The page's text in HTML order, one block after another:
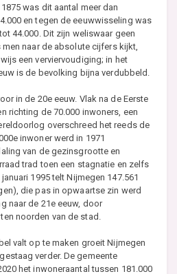
was dit aantal meer dan
en tegen de eeuwwisseling was
44.000. Dit zijn weliswaar geen
naar de absolute cijfers kijkt,
een verviervoudiging; in het
is de bevolking bijna verdubbeld.
in de 20e eeuw. Vlak na de Eerste
richting de 70.000 inwoners, een
overschreed het reeds de
inwoner werd in 1971
van de gezinsgrootte en
trad toen een stagnatie en zelfs
1995 telt Nijmegen 147.561
die pas in opwaartse zin werd
naar de 21e eeuw, door
noorden van de stad.
valt op te maken groeit Nijmegen
verder. De gemeente
het inwoneraantal tussen 181.000